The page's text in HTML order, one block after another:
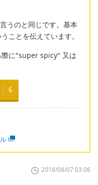
うのと同じです。基本
ことを伝えています。
際に"super spicy" 又は
6
2018/08/07 03:06